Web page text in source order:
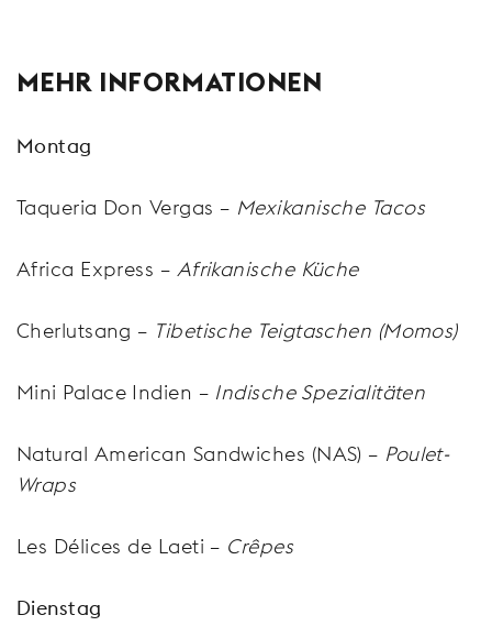
MEHR INFORMATIONEN
Montag
Taqueria Don Vergas – Mexikanische Tacos
Africa Express – Afrikanische Küche
Cherlutsang – Tibetische Teigtaschen (Momos)
Mini Palace Indien – Indische Spezialitäten
Natural American Sandwiches (NAS) – Poulet-
Wraps
Les Délices de Laeti – Crêpes
Dienstag